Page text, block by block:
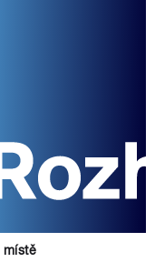
místě